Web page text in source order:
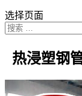
选择页面
热浸塑钢